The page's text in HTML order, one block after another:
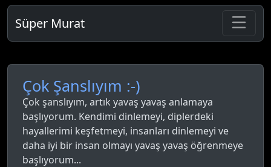
Süper Murat
Çok Şanslıyım :-)
Çok şanslıyım, artık yavaş yavaş anlamaya
başlıyorum. Kendimi dinlemeyi, diplerdeki
hayallerimi keşfetmeyi, insanları dinlemeyi ve
daha iyi bir insan olmayı yavaş yavaş öğrenmeye
başlıyorum...